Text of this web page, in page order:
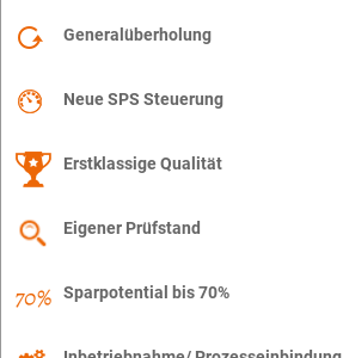
Generalüberholung
Neue SPS Steuerung
Erstklassige Qualität
Eigener Prüfstand
Sparpotential bis 70%